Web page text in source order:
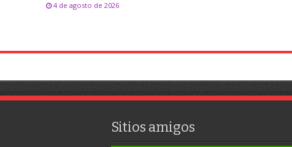
4 de agosto de 2026
Sitios amigos